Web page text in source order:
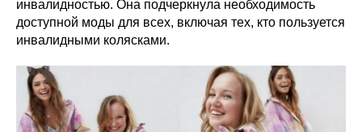
инвалидностью. Она подчеркнула необходимость
доступной моды для всех, включая тех, кто пользуется
инвалидными колясками.